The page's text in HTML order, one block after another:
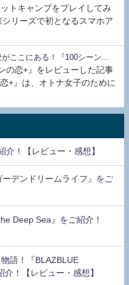
トキャンプをプレイしてみ
リーズで初となるスマホア
ここにある！『100シーン...
の恋+』をレビューした記事
+』は、オトナ女子のために
介！【レビュー・感想】
デンドリームライフ』をご
Deep Sea』をご紹介！
語！『BLAZBLUE
介！【レビュー・感想】